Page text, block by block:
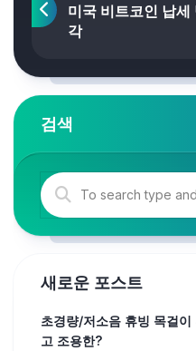
미국 비트코인 납
각
검색
새로운 포스트
초경량/저소음 휴빙 목걸
고 조용한?